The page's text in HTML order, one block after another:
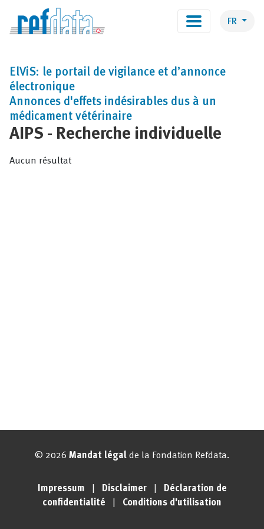
FR
AIPS - Recherche individuelle
ElViS: le portail de vigilance et d’annonce
électronique
Annonces d'effets indésirables dus à un
médicament vétérinaire
Aucun résultat
© 2026 Mandat légal de la Fondation Refdata.
Impressum Disclaimer|
Déclaration de
confidentialité
Conditions d'utilisation